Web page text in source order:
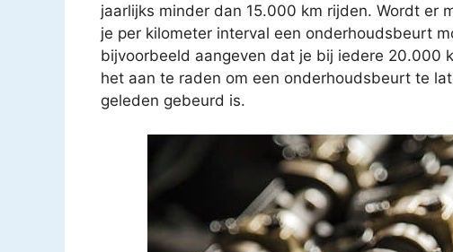
jaarlijks minder dan 15.000 km rijden. Wordt er
je per kilometer interval een onderhoudsbeurt
bijvoorbeeld aangeven dat je bij iedere 20.000
het aan te raden om een onderhoudsbeurt te
geleden gebeurd is.